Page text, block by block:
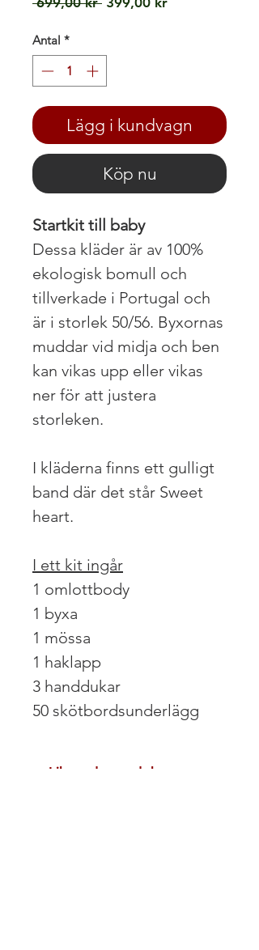
Antal *
Lägg i kundvagn
Köp nu
Startkit till baby
Dessa kläder är av 100%
ekologisk bomull och
tillverkade i Portugal och
är i storlek 50/56. Byxornas
muddar vid midja och ben
kan vikas upp eller vikas
ner för att justera
storleken.
I kläderna finns ett gulligt
band där det står Sweet
heart.
I ett kit ingår
1 omlottbody
1 byxa
1 mössa
1 haklapp
3 handdukar
50 skötbordsunderlägg
Liknande produkter